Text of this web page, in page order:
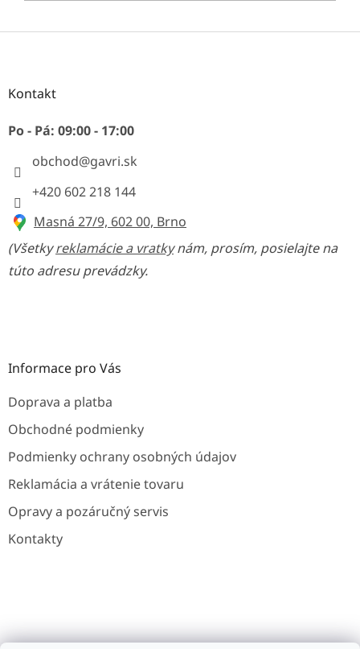
Z
Kontakt
Po - Pá: 09:00 - 17:00
obchod@gavri.sk
+420 602 218 144
Masná 27/9, 602 00, Brno
(Všetkyreklamácie a vratkynám, prosím, posielajte na
túto adresu prevádzky.
Informace pro Vás
Doprava a platba
Obchodné podmienky
Podmienky ochrany osobných údajov
Reklamácia a vrátenie tovaru
Opravy a pozáručný servis
Kontakty